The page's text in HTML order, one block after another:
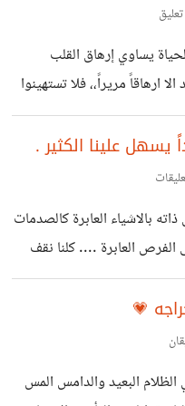
دقائق، اراها لا تستحق كل
جدية مطلقة ولا الى خيط
التوازن والخفه فقط،
الجراح،
يساوي إرهاق القلب
ارهاقاً مريراً،، فلا تستهينوا
التي لا حصر لها والتي تختبئ
انهُ لشئ ثقيل أن
أياً كانت .. ليس سهلاً أن
بالامر الهين،، اعرف أشخاصاً
علينا الكثير .
بالاشياء العابرة كالصدمات
العابرة .... كلنا نقف
بالارض ممتلئين بالخوف،
للأعلى فحسب .. لا نفعل شئ
انتظروا أن ينزل لهم
لها .. هكذا يفرط المرء بذاته،
💗
البعيد والدامس المس